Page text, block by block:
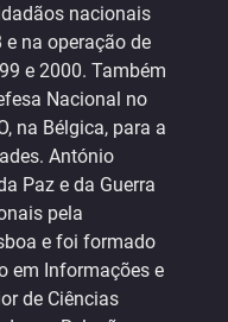
nacionais
e na operação de
e 2000. Também
Nacional no
na Bélgica, para a
António
Paz e da Guerra
pela
e foi formado
em Informações e
de Ciências